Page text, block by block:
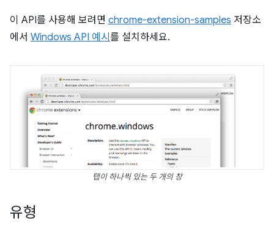
이 API를 사용해 보려면 chrome-extension-samples 저장소
에서 Windows API 예시 를 설치하세요.
탭이 하나씩 있는 두 개의 창
유형